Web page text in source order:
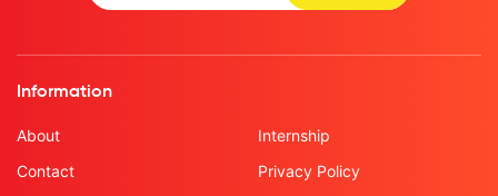
Information
About
Contact
Internship
Privacy Policy